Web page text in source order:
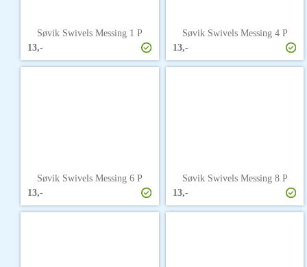
Søvik Swivels Messing 1 P
13,-
Søvik Swivels Messing 4 P
13,-
Søvik Swivels Messing 6 P
13,-
Søvik Swivels Messing 8 P
13,-